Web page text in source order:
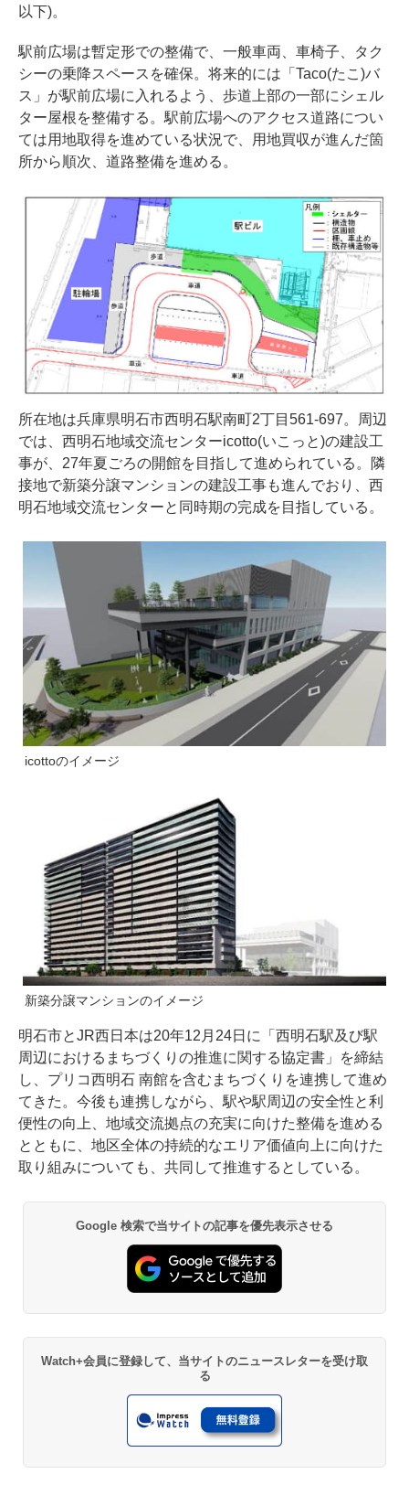
以下)。
駅前広場は暫定形での整備で、一般車両、車椅子、タク
シーの乗降スペースを確保。将来的には「Taco(たこ)バ
ス」が駅前広場に入れるよう、歩道上部の一部にシェル
ター屋根を整備する。駅前広場へのアクセス道路につい
ては用地取得を進めている状況で、用地買収が進んだ箇
所から順次、道路整備を進める。
所在地は兵庫県明石市西明石駅南町2丁目561-697。周辺
では、西明石地域交流センターicotto(いこっと)の建設工
事が、27年夏ごろの開館を目指して進められている。隣
接地で新築分譲マンションの建設工事も進んでおり、西
明石地域交流センターと同時期の完成を目指している。
icottoのイメージ
新築分譲マンションのイメージ
明石市とJR西日本は20年12月24日に「西明石駅及び駅
周辺におけるまちづくりの推進に関する協定書」を締結
し、プリコ西明石 南館を含むまちづくりを連携して進め
てきた。今後も連携しながら、駅や駅周辺の安全性と利
便性の向上、地域交流拠点の充実に向けた整備を進める
とともに、地区全体の持続的なエリア価値向上に向けた
取り組みについても、共同して推進するとしている。
Google 検索で当サイトの記事を優先表示させる
Watch+会員に登録して、当サイトのニュースレターを受け取
る